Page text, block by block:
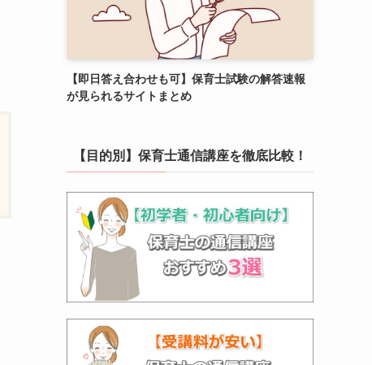
【即日答え合わせも可】保育士試験の解答速報
が見られるサイトまとめ
【目的別】保育士通信講座を徹底比較！